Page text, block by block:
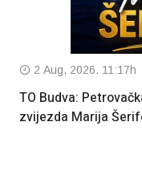
2 Aug, 2026. 11:17h
TO Budva:
zvijezda Marija